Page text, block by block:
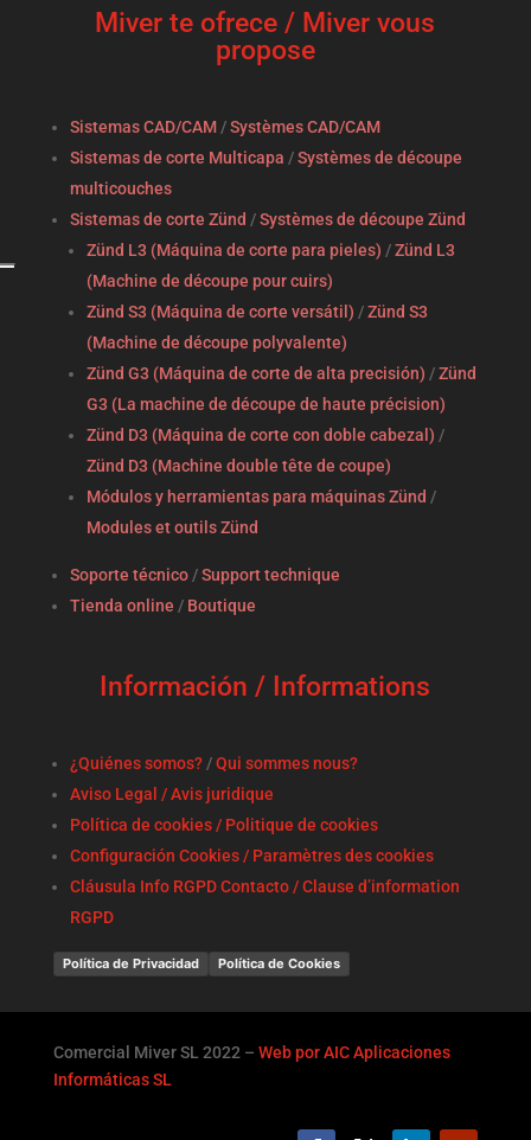
Miver te ofrece / Miver vous
propose
Sistemas CAD/CAM/Systèmes CAD/CAM
Sistemas de corte Multicapa /Systèmes de découpe
multicouches
Sistemas de corte Zünd /Systèmes de découpe Zünd
Zünd L3 (Máquina de corte para pieles) /Zünd L3
(Machine de découpe pour cuirs)
Zünd S3 (Máquina de corte versátil) /Zünd S3
(Machine de découpe polyvalente)
Zünd G3 (Máquina de corte de alta precisión) /Zünd
G3 (La machine de découpe de haute précision)
Zünd D3 (Máquina de corte con doble cabezal) /
Zünd D3 (Machine double tête de coupe)
Módulos y herramientas para máquinas Zünd /
Modules et outils Zünd
Soporte técnico/Support technique
Tienda online / Boutique
Información / Informations
¿Quiénes somos?/Qui sommes nous?
Aviso Legal / Avis juridique
Política de cookies / Politique de cookies
Configuración Cookies / Paramètres des cookies
Cláusula Info RGPD Contacto / Clause d’information
RGPD
Política de Privacidad Política de Cookies
Comercial Miver SL 2022 – Web por AIC Aplicaciones
Informáticas SL